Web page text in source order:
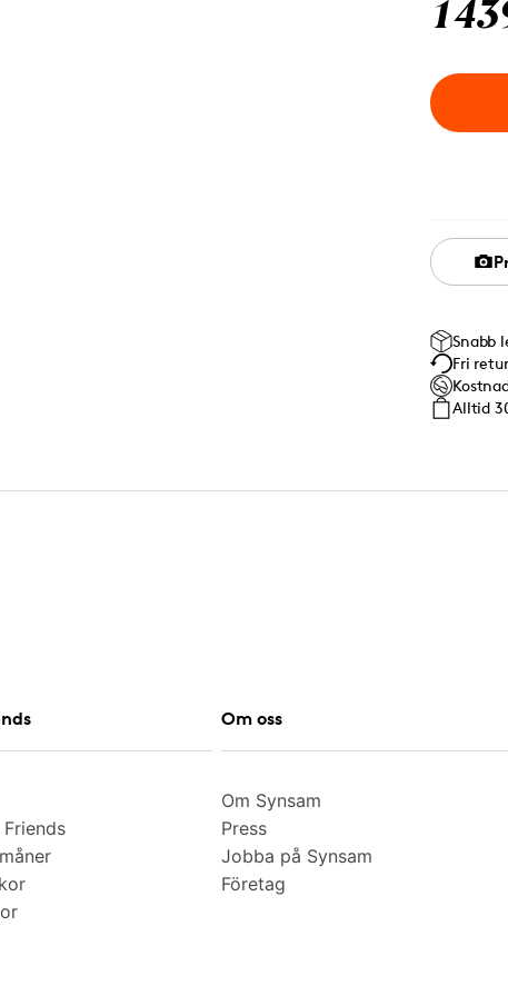
Snabb
Fri
Alltid
Friends
Om oss
Om Synsam
Press
Jobba på Synsam
Företag